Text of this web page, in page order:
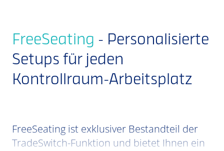
FreeSeating - Personalisierte
Setups für jeden
Kontrollraum-Arbeitsplatz
FreeSeating ist exklusiver Bestandteil der
TradeSwitch-Funktion und bietet Ihnen ein